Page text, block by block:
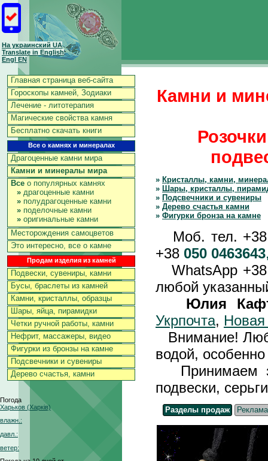
На украинский UA
Translate in English
Engl EN
Главная страница веб-сайта
Гороскопы камней, Зодиаки
Лечение - литотерапия
Магические свойства камня
Бесплатно скачать книги
Все о камнях и минералах
Драгоценные камни мира
Камни и минералы мира
Все о популярных камнях
» драгоценные камни
» полудрагоценные камни
» поделочные камни
» оригинальные камни
Месторождения самоцветов
Это интересно, все о камне
Продам изделия из камней
Подвески, сувениры, камни
Бусы, браслеты из камней
Камни, кристаллы, образцы
Шары, яйца, пирамидки
Четки ручной работы, камни
Нефрит, массажеры, видео
Фигурки из бронзы на камне
Подсвечники и сувениры
Дерево счастья, камни
Камни и
» Кристаллы, камни,
» Шары, кристаллы,
» Подсвечники и сувениры
» Дерево счастья камни
» Фигурки бронза на камне
Моб. тел.
+38 050 0463643
WhatsApp
любой
Юлия
Укрпочта, Новая
Внимание!
водой,
Принимаем
подвески,
Разделы продаж Реклама
Погода
Харьков (Харків)
влажн.:
давл.:
ветер: